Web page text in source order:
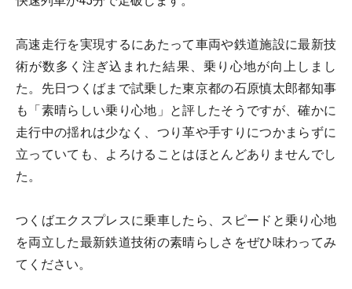
高速走行を実現するにあたって車両や鉄道施設に最新技
術が数多く注ぎ込まれた結果、乗り心地が向上しまし
た。先日つくばまで試乗した東京都の石原慎太郎都知事
も「素晴らしい乗り心地」と評したそうですが、確かに
走行中の揺れは少なく、つり革や手すりにつかまらずに
立っていても、よろけることはほとんどありませんでし
た。
つくばエクスプレスに乗車したら、スピードと乗り心地
を両立した最新鉄道技術の素晴らしさをぜひ味わってみ
てください。